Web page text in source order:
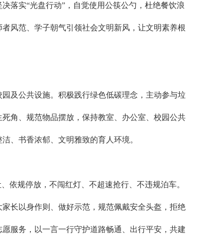
落实“光盘行动”，自觉使用公筷公勺，杜绝餐饮浪
风范、学子朝气引领社会文明新风，让文明素养根
及公共设施。积极践行绿色低碳理念，主动参与垃
角、规范物品摆放，保持教室、办公室、校园公共
、书香浓郁、文明雅致的育人环境。
依规停放，不闯红灯、不超速抢行、不违规泊车。
长以身作则、做好示范，规范佩戴安全头盔，拒绝
服务，以一言一行守护道路畅通、出行平安，共建